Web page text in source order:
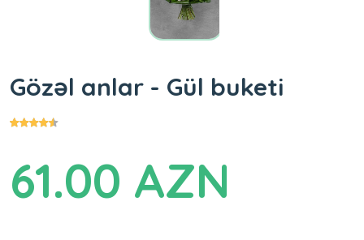
Gözəl anlar - Gül buketi
61.00 AZN